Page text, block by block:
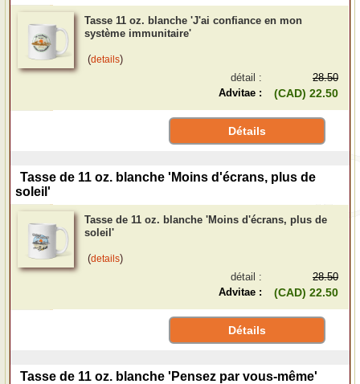
Tasse 11 oz. blanche 'J'ai confiance en mon
système immunitaire'
(details)
détail :
28.50
Advitae :
(CAD) 22.50
Détails
Tasse de 11 oz. blanche 'Moins d'écrans, plus de
soleil'
Tasse de 11 oz. blanche 'Moins d'écrans, plus de
soleil'
(details)
détail :
28.50
Advitae :
(CAD) 22.50
Détails
Tasse de 11 oz. blanche 'Pensez par vous-même'